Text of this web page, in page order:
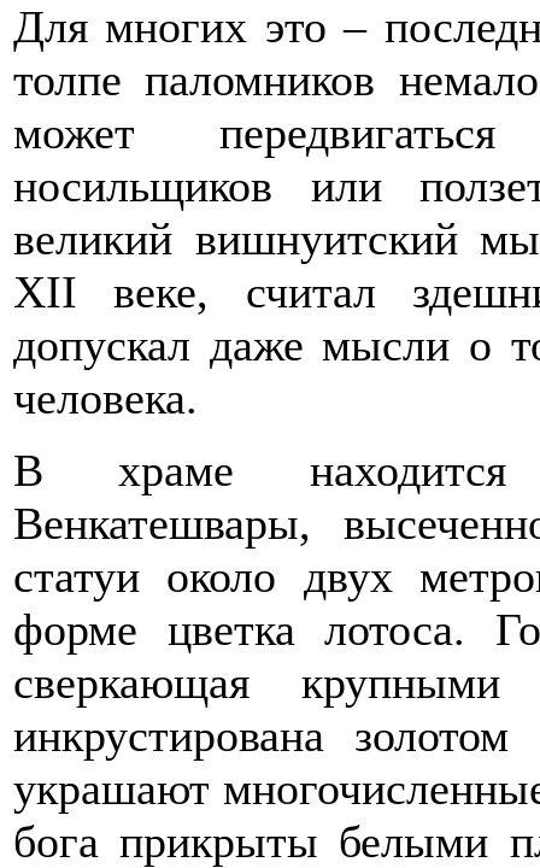
Для многих это –
толпе паломников
может
носильщиков или
великий вишнуитский
ХII веке, считал
допускал даже мысли о
человека.
В храме находится
Венкатешвары,
статуи около двух
форме цветка лотоса.
сверкающая крупными
инкрустирована
украшают
бога прикрыты белыми